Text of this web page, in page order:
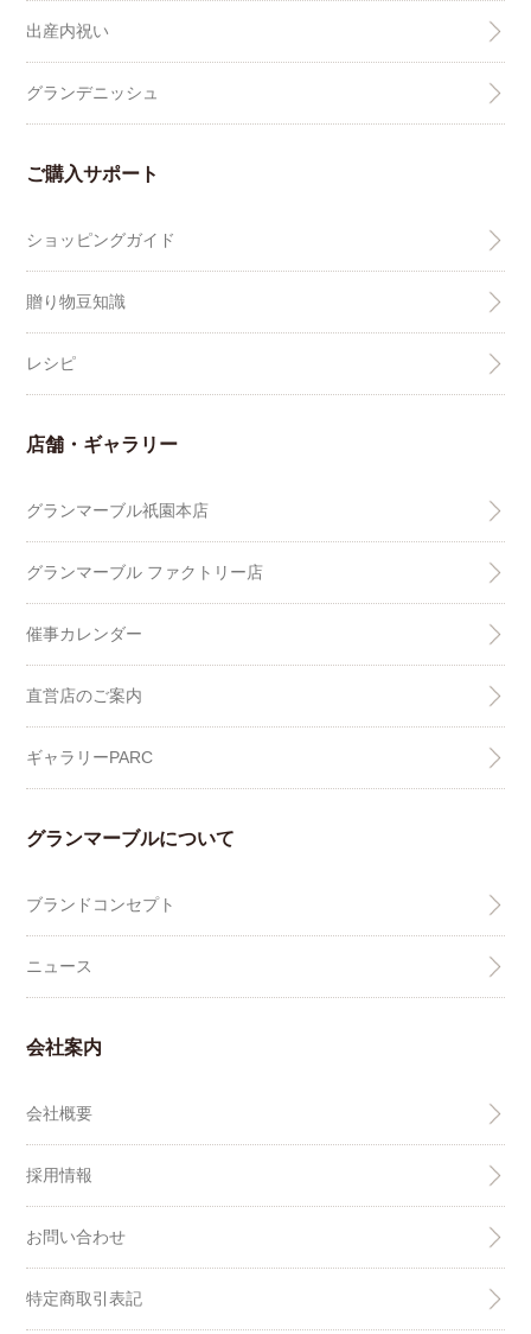
出産内祝い
グランデニッシュ
ご購入サポート
ショッピングガイド
贈り物豆知識
レシピ
店舗・ギャラリー
グランマーブル祇園本店
グランマーブル ファクトリー店
催事カレンダー
直営店のご案内
ギャラリーPARC
グランマーブルについて
ブランドコンセプト
ニュース
会社案内
会社概要
採用情報
お問い合わせ
特定商取引表記